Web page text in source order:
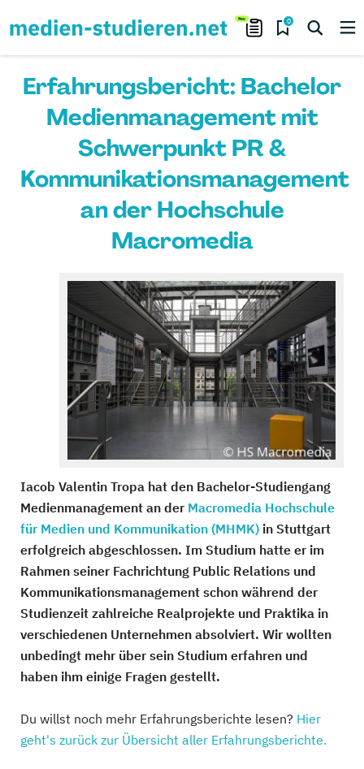
0
Erfahrungsbericht: Bachelor
Medienmanagement mit
Schwerpunkt PR &
Kommunikationsmanagement
an der Hochschule
Macromedia
Iacob Valentin Tropa hat den Bachelor-Studiengang
Medienmanagement an der Macromedia Hochschule
für Medien und Kommunikation (MHMK) in Stuttgart
erfolgreich abgeschlossen. Im Studium hatte er im
Rahmen seiner Fachrichtung Public Relations und
Kommunikationsmanagement schon während der
Studienzeit zahlreiche Realprojekte und Praktika in
verschiedenen Unternehmen absolviert. Wir wollten
unbedingt mehr über sein Studium erfahren und
haben ihm einige Fragen gestellt.
Du willst noch mehr Erfahrungsberichte lesen? Hier
geht's zurück zur Übersicht aller Erfahrungsberichte.